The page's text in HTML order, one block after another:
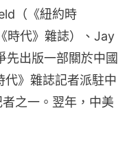
（《紐約時
時代》雜誌）、Jay
出版一部關於中國
代》雜誌記者派駐中
之一。翌年，中美